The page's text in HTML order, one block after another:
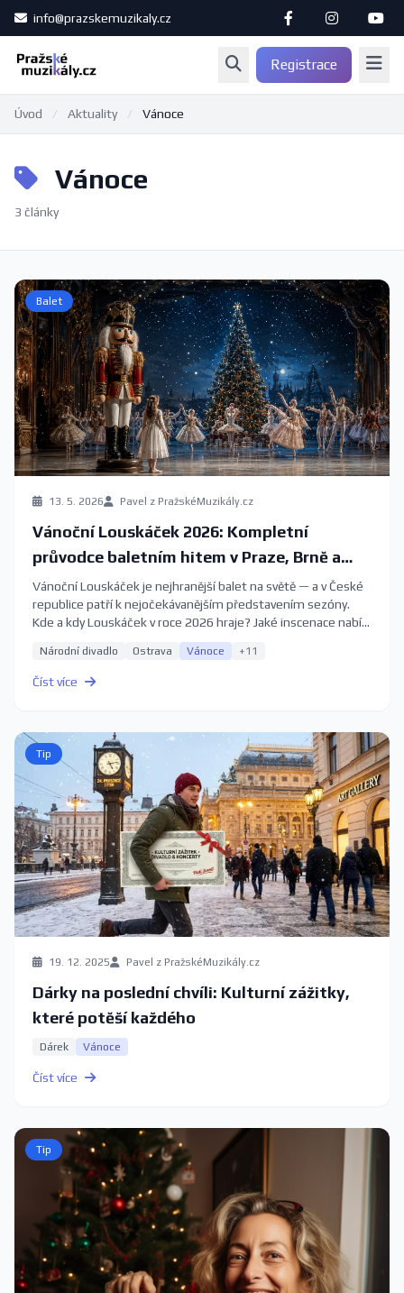
info@prazskemuzikaly.cz
Registrace
Úvod / Aktuality / Vánoce
Vánoce
3 články
Balet
13. 5. 2026 Pavel z PražskéMuzikály.cz
Vánoční Louskáček 2026: Kompletní
průvodce baletním hitem v Praze, Brně a
Ostravě
Vánoční Louskáček je nejhranější balet na světě — a v České
republice patří k nejočekávanějším představením sezóny.
Kde a kdy Louskáček v roce 2026 hraje? Jaké inscenace nabízí
Národní divadlo, Janáčkovo divadlo a Národní divadlo
moravskoslezské? Kdy rezervovat vstupenky, aby vám
nezůstaly jen poslední řady balkonu? Kompletní průvodce
Národní divadlo Ostrava Vánoce +11
Číst více
Tip
19. 12. 2025 Pavel z PražskéMuzikály.cz
Dárky na poslední chvíli: Kulturní zážitky,
které potěší každého
Dárek Vánoce
Číst více
Tip